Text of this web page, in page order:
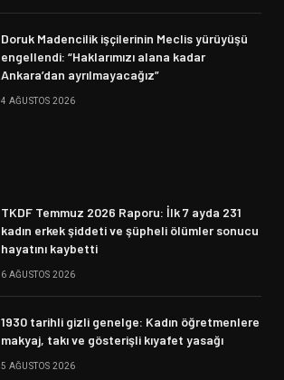
Doruk Madencilik işçilerinin Meclis yürüyüşü
engellendi: “Haklarımızı alana kadar
Ankara’dan ayrılmayacağız”
4 AĞUSTOS 2026
TKDF Temmuz 2026 Raporu: İlk 7 ayda 231
kadın erkek şiddeti ve şüpheli ölümler sonucu
hayatını kaybetti
6 AĞUSTOS 2026
1930 tarihli gizli genelge: Kadın öğretmenlere
makyaj, takı ve gösterişli kıyafet yasağı
5 AĞUSTOS 2026